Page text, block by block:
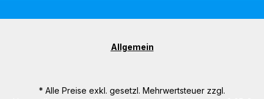
Allgemein
* Alle Preise exkl. gesetzl. Mehrwertsteuer zzgl.